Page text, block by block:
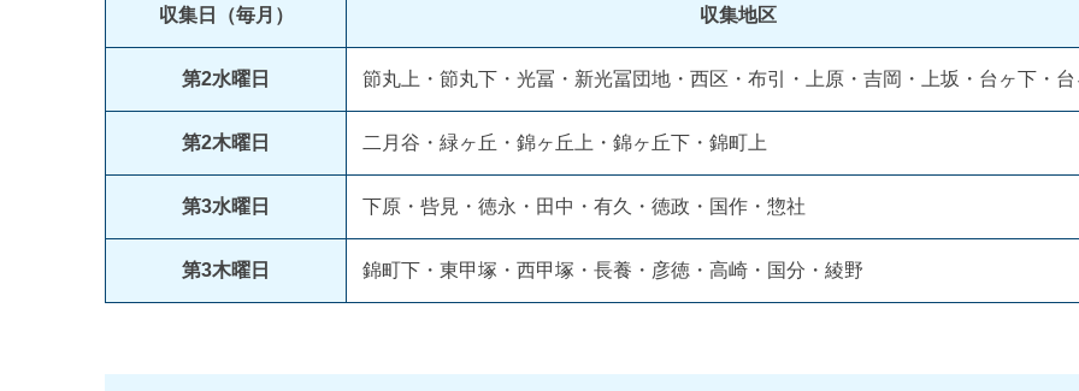
収集日（毎月） 収集地区
第2水曜日 節丸上・節丸下・光冨・新光冨団地・西区・布引・上原・吉岡・上坂・台ヶ下・
第2木曜日 二月谷・緑ヶ丘・錦ヶ丘上・錦ヶ丘下・錦町上
第3水曜日 下原・呰見・徳永・田中・有久・徳政・国作・惣社
第3木曜日 錦町下・東甲塚・西甲塚・長養・彦徳・高崎・国分・綾野